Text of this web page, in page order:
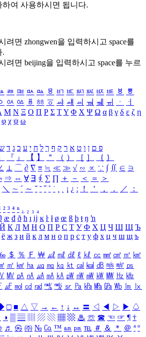
여 사용하시면 됩니다.
려면 zhongwen을 입력하시고 space를
.
려면 beijing을 입력하시고 space를 누르
ㅭ ㅮ ㅯ ㅰ ㅱ ㅲ ㅳ ㅴ ㅵ ㅶ ㅷ ㅸ
ㅹ
ㆂ ㆃ ㆄ ㆅ ㆆ ㆇ ㆈ ㆉ ㆊ ㆋ ㆌ ㆍ
ㆎ
Μ Ν Ξ Ο Π Ρ Σ ΤΥ Φ Χ Ψ Ω α β γ δ ε ζ η
φ χ ψ ω
פ ם ן ו ט א ר ק ף ך ל ח י ע כ ג ד
『 』 【 】 ＂ （ ） ［ ］ ｛ ｝
⊥ ⌒ ∂ ∇ ≡ ≒ ≪ ≫ √ ∽ ∝ ∵ ∫ ∬ ∈ ∋
⇒ ⇔ ∀ ∃ ∮ ∑ ∏ ＋ － ＜ ＝
＞
＼ ∼ ´ ～ ˇ ˘ ˝ ˚ ˙ ¸ ¡ ¿ ː ！ ＇ ， ． ／
：
² ³ ⁴ ⁿ ₁ ₂ ₃ ₄
æ đ ð ħ ı ĳ ĸ ŀ ł ø œ ß þ ŧ ŋ ŉ
Й К Л М Н О П Р С Т У Ф Х Ц Ч Ш Щ Ъ
ё ж з и й к л м н о п р с т у ф х ц ч ш щ ъ
＄ ％ Ｆ ￦ ㎕ ㎖ ㎗ ℓ ㎘ ㏄ ㎣ ㎤ ㎥ ㎦
㎡ ㎢ ㏊ ㎍ ㎎ ㎏ ㏏ ㎈ ㎉ ㏈ ㎧ ㎨ ㎰
㎹ ㎀ ㎁ ㎂ ㎃ ㎄ ㎺ ㎻ ㎽ ㎾ ㎿ ㎐ ㎑
㎌ ㏖ ㏅ ㎭ ㎮ ㎯ ㏛ ㎩ ㎪ ㎫ ㎬ ㏝ ㏐
㏓
□ ■ △ ▽ → ← ↑ ↓ ↔ 〓 ◁ ◀ ▷ ▶ ♤
◑ ▒ ▤ ▨ ▧ ▦ ▩ ♨ ☏ ☎ ☜ ☞ ¶ †
♬ ㉿ ㈜ № ㏇ ™ ㏂ ㏘ ℡ ＃ ＆ ＊ ＠ ª º